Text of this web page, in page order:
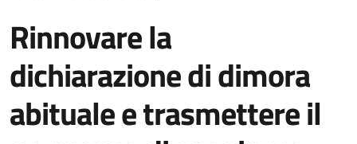
Rinnovare la
dichiarazione di dimora
abituale e trasmettere il